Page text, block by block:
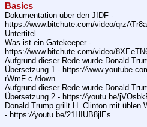
Basics
Dokumentation über den JIDF -
https://www.bitchute.com/video/
Untertitel
Was ist ein Gatekeeper -
https://www.bitchute.com/video/
Aufgrund dieser Rede wurde Donald
Übersetzung 1 - https://
rWmF-c /down
Aufgrund dieser Rede wurde Donald
Übersetzung 2 - https://youtu.be/
Donald Trump grillt H. Clinton mit üblen
- https://youtu.be/21HIUB8jlEs